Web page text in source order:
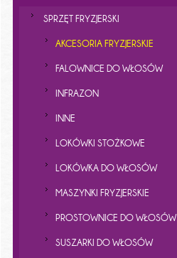
SPRZĘT FRYZJERSKI
AKCESORIA FRYZJERSKIE
FALOWNICE DO WŁOSÓW
INFRAZON
INNE
LOKÓWKI STOŻKOWE
LOKÓWKA DO WŁOSÓW
MASZYNKI FRYZJERSKIE
PROSTOWNICE DO WŁOSÓW
SUSZARKI DO WŁOSÓW